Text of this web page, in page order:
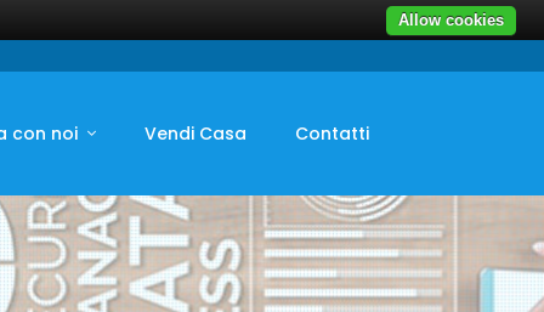
con noi Vendi Casa Contatti
Allow cookies